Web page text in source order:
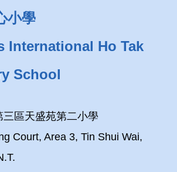
小學
International Ho Tak
School
三區天盛苑第二小學
Court, Area 3, Tin Shui Wai,